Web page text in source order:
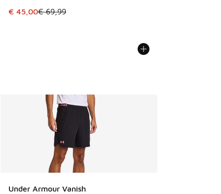
Dit artikel is in de uitverkoop. Dit artikel is in de
€ 45,00€ 69,99
Under Armour Vanish